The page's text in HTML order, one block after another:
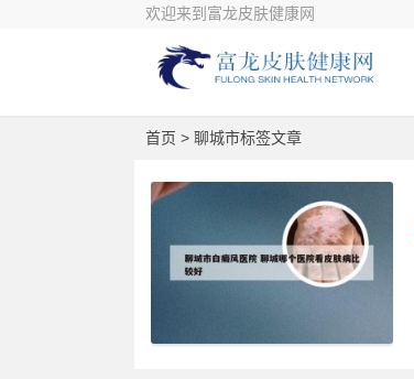
欢迎来到富龙皮肤健康网
首页 > 聊城市标签文章